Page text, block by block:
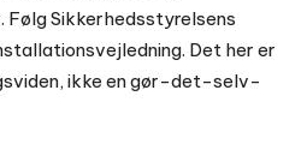
Sikkerhedsstyrelsens
Det her er
ikke en gør-det-selv-